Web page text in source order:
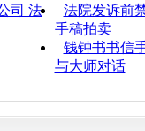
司 法
法院发诉前
手稿拍卖
钱钟书书信
与大师对话